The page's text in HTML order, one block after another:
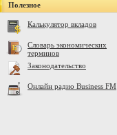
Полезное
Калькулятор вкладов
Словарь экономических
терминов
Законодательство
Онлайн радио Business FM